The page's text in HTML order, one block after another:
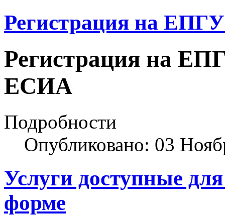
Регистрация на
Регистрация на
ЕСИА
Подробности
Опубликовано: 03
Услуги доступные
форме